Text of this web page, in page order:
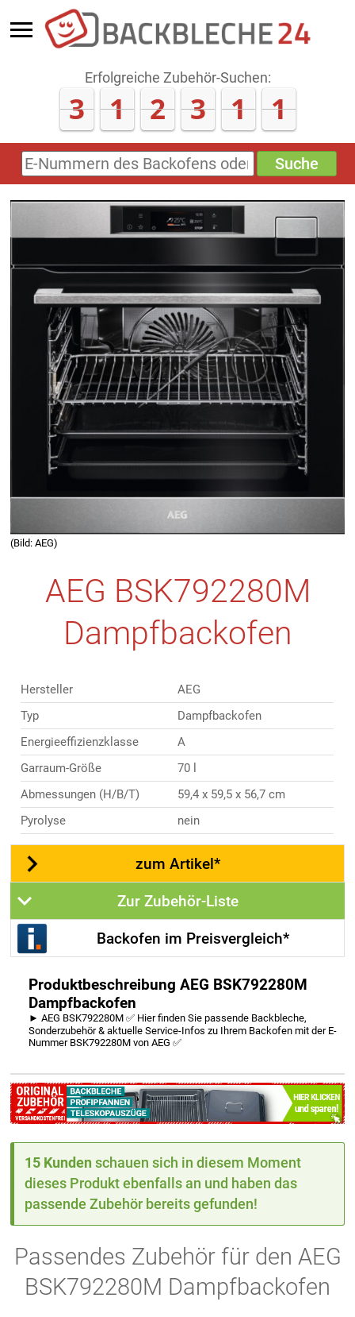
Erfolgreiche Zubehör-Suchen:
3 1 2 3 1 6
E-
Nummern
des
Suche
(Bild: AEG)
AEG BSK792280M
Dampfbackofen
Hersteller
AEG
Typ
Dampfbackofen
Energieeffizienzklasse
A
Garraum-Größe
70 l
Abmessungen (H/B/T)
59,4 x 59,5 x 56,7 cm
Pyrolyse
nein
zum Artikel*
Zur Zubehör-Liste
Backofen im Preisvergleich*
Produktbeschreibung AEG BSK792280M
Dampfbackofen
► AEG BSK792280M ✅ Hier finden Sie passende Backbleche,
Sonderzubehör & aktuelle Service-Infos zu Ihrem Backofen mit der E-
Nummer BSK792280M von AEG ✅
15 Kunden schauen sich in diesem Moment
dieses Produkt ebenfalls an und haben das
passende Zubehör bereits gefunden!
Passendes Zubehör für den AEG
BSK792280M Dampfbackofen